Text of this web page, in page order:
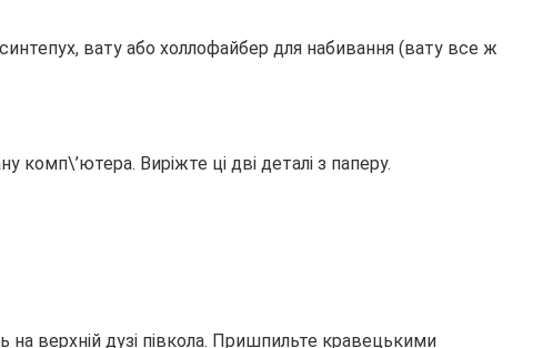
вату або холлофайбер для набивання (вату все ж
Виріжте ці дві деталі з паперу.
верхній дузі півкола. Пришпильте кравецькими